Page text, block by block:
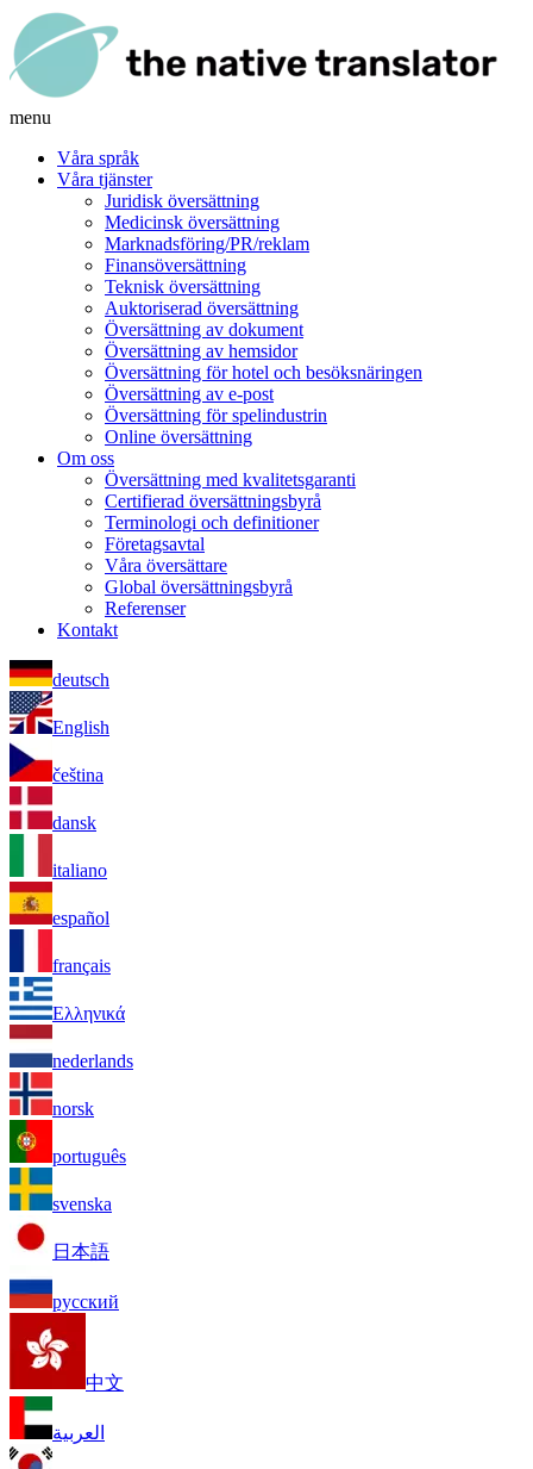
menu
Våra språk
Våra tjänster
Juridisk översättning
Medicinsk översättning
Marknadsföring/PR/reklam
Finansöversättning
Teknisk översättning
Auktoriserad översättning
Översättning av dokument
Översättning av hemsidor
Översättning för hotel och besöksnäringen
Översättning av e-post
Översättning för spelindustrin
Online översättning
Om oss
Översättning med kvalitetsgaranti
Certifierad översättningsbyrå
Terminologi och definitioner
Företagsavtal
Våra översättare
Global översättningsbyrå
Referenser
Kontakt
deutsch
English
čeština
dansk
italiano
español
français
Ελληνικά
nederlands
norsk
português
svenska
日本語
русский
中文
العربية